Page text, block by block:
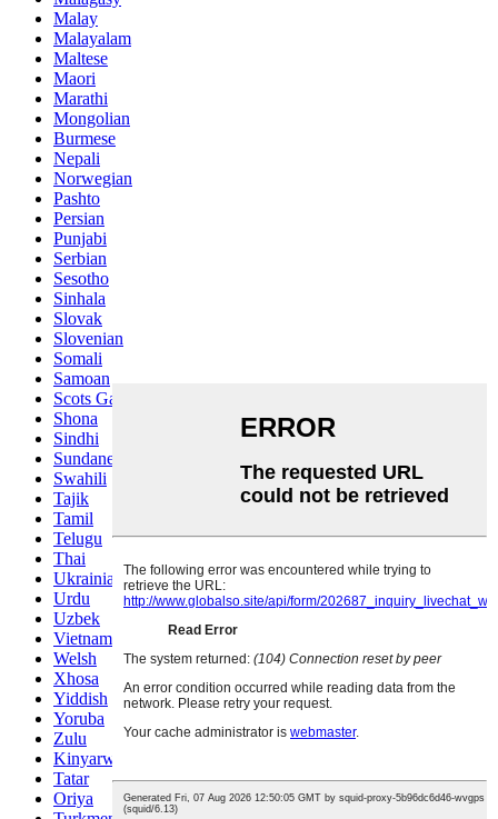
Malay
Malayalam
Maltese
Maori
Marathi
Mongolian
Burmese
Nepali
Norwegian
Pashto
Persian
Punjabi
Serbian
Sesotho
Sinhala
Slovak
Slovenian
Somali
Samoan
Scots Gaelic
Shona
Sindhi
Sundanese
Swahili
Tajik
Tamil
Telugu
Thai
Ukrainian
Urdu
Uzbek
Vietnamese
Welsh
Xhosa
Yiddish
Yoruba
Zulu
Kinyarwanda
Tatar
Oriya